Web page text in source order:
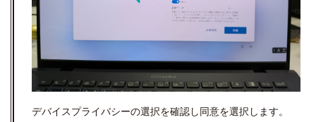
デバイスプライバシーの選択を確認し同意を選択します。